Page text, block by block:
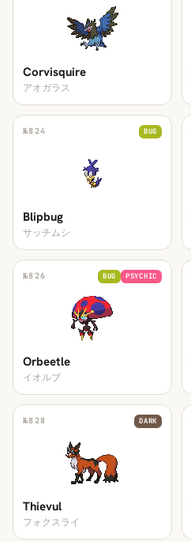
Corvisquire
アオガラス
№824 BUG
Blipbug
サッチムシ
№826 BUG PSYCHIC
Orbeetle
イオルブ
№828 DARK
Thievul
フォクスライ